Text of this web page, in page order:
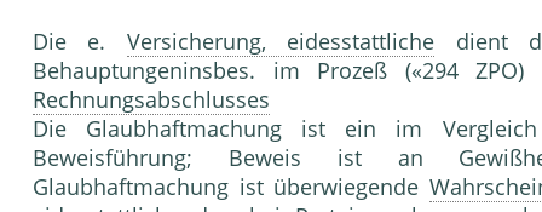
Die e. Versicherung, eidesstattliche dient
Behauptungeninsbes. im Prozeß («294 ZPO)
Rechnungsabschlusses
Die Glaubhaftmachung ist ein im
Beweisführung; Beweis ist an
Glaubhaftmachung ist überwiegende